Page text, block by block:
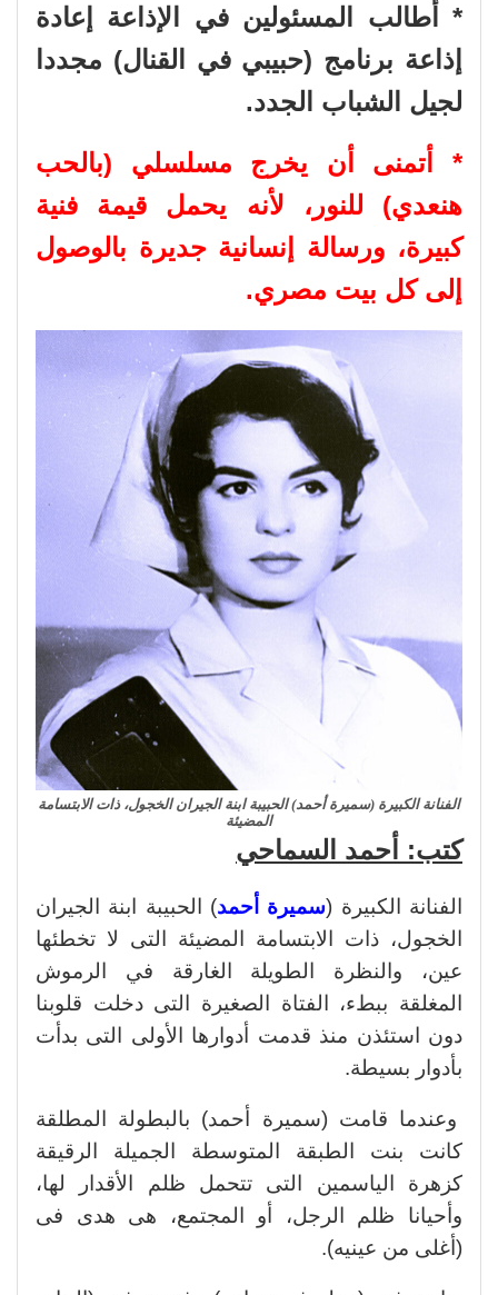
* أطالب المسئولين في الإذاعة إعادة
إذاعة برنامج (حبيبي في القنال) مجددا
لجيل الشباب الجدد.
* أتمنى أن يخرج مسلسلي (بالحب
هنعدي) للنور، لأنه يحمل قيمة فنية
كبيرة، ورسالة إنسانية جديرة بالوصول
إلى كل بيت مصري.
الفنانة الكبيرة (سميرة أحمد) الحبيبة ابنة الجيران الخجول، ذات الابتسامة
المضيئة
كتب: أحمد السماحي
الفنانة الكبيرة (سميرة أحمد) الحبيبة ابنة الجيران
الخجول، ذات الابتسامة المضيئة التى لا تخطئها
عين، والنظرة الطويلة الغارقة في الرموش
المغلقة ببطء، الفتاة الصغيرة التى دخلت قلوبنا
دون استئذن منذ قدمت أدوارها الأولى التى بدأت
بأدوار بسيطة.
وعندما قامت (سميرة أحمد) بالبطولة المطلقة
كانت بنت الطبقة المتوسطة الجميلة الرقيقة
كزهرة الياسمين التى تتحمل ظلم الأقدار لها،
وأحيانا ظلم الرجل، أو المجتمع، هى هدى فى
(أغلى من عينيه).